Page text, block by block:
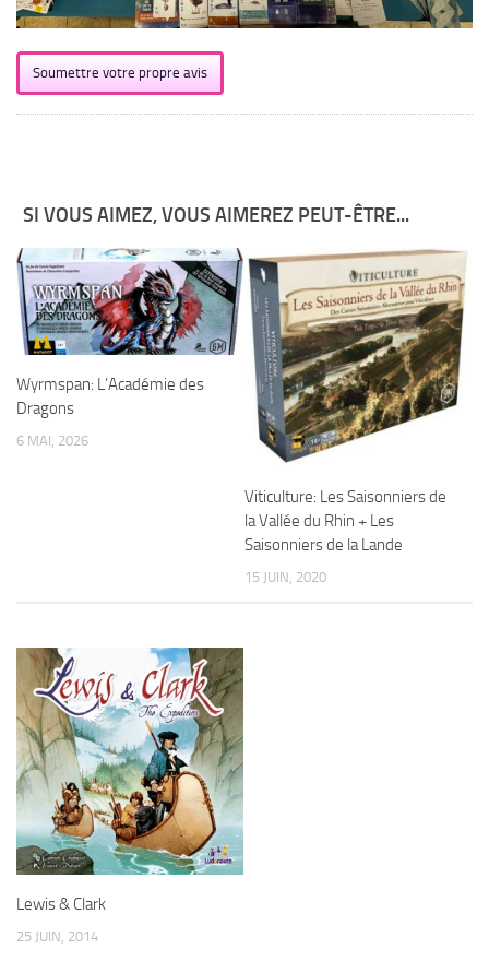
Soumettre votre propre avis
SI VOUS AIMEZ, VOUS AIMEREZ PEUT-ÊTRE...
Wyrmspan: L’Académie des
Dragons
6 MAI, 2026
Viticulture: Les Saisonniers de
la Vallée du Rhin + Les
Saisonniers de la Lande
15 JUIN, 2020
Lewis & Clark
25 JUIN, 2014